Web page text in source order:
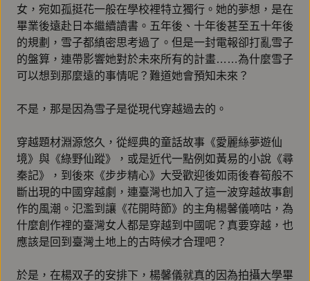
女，宛如孤挺花一般在學校裡特立獨行。她的夢想，是在
畢業後遠赴日本繼續讀書。五年後、十年後甚至五十年後
的規劃，雪子都縝密思考過了。但是一封電報卻打亂雪子
的盤算，連帶影響她對於未來所有的計畫……為什麼雪子
可以想到那麼遠的事情呢？難道她會預知未來？
不是，那是因為雪子是從現代穿越過去的。
穿越題材淵源悠久，從經典的童話故事《愛麗絲夢遊仙
境》與《綠野仙蹤》，或是近代一點例如黃易的小說《尋
秦記》，到後來《步步精心》大受歡迎後如雨後春筍般不
斷出現的中國穿越劇，連臺灣也加入了這一波穿越故事創
作的風潮。氾濫到讓《花開時節》的主角楊馨儀嘀咕，為
什麼創作裡的臺灣女人都是穿越到中國呢？真要穿越，也
應該是回到臺灣土地上的古時候才合理吧？
於是，在楊双子的安排下，楊馨儀就真的因為拍攝大學畢